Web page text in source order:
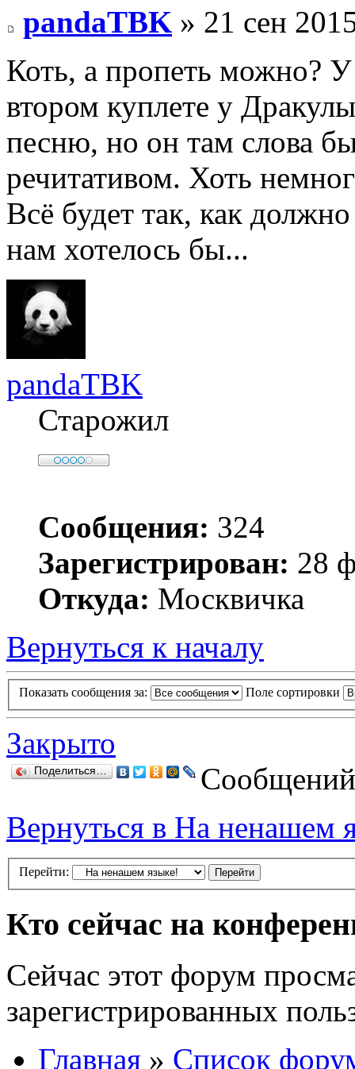
pandaTBK » 21 сен
Коть, а пропеть можно?
втором куплете у
песню, но он там слова
речитативом. Хоть
Всё будет так, как
нам хотелось бы...
pandaTBK
Старожил
Сообщения: 324
Зарегистрирован: 28
Откуда: Москвичка
Вернуться к началу
Показать сообщения за: Поле сортировки
Закрыто
Поделиться…
Вернуться в На ненашем
Перейти:
Кто сейчас на
Сейчас этот форум
зарегистрированных
Главная » Список